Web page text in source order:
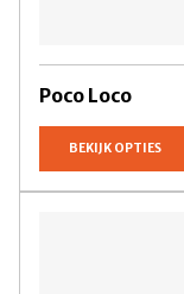
Poco Loco
BEKIJK OPTIES